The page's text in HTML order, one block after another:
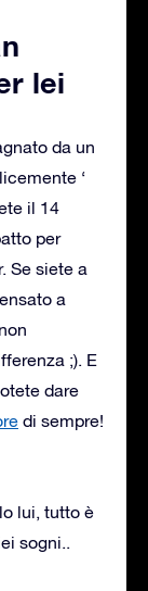
lei
da un
‘
il 14
per
Se siete a
a
;). E
dare
di sempre!
lui, tutto è
sogni..